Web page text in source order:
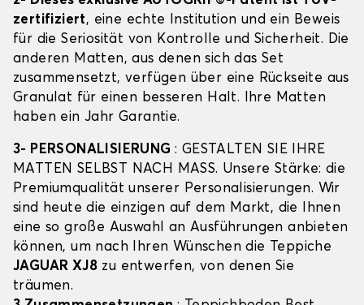
zertifiziert, eine echte Institution und ein Beweis
für die Seriosität von Kontrolle und Sicherheit. Die
anderen Matten, aus denen sich das Set
zusammensetzt, verfügen über eine Rückseite aus
Granulat für einen besseren Halt. Ihre Matten
haben ein Jahr Garantie.
3- PERSONALISIERUNG : GESTALTEN SIE IHRE
MATTEN SELBST NACH MASS. Unsere Stärke: die
Premiumqualität unserer Personalisierungen. Wir
sind heute die einzigen auf dem Markt, die Ihnen
eine so große Auswahl an Ausführungen anbieten
können, um nach Ihren Wünschen die Teppiche
JAGUAR XJ8 zu entwerfen, von denen Sie
träumen.